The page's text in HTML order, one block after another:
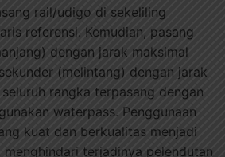
rail/udigo di sekeliling
referensi. Kemudian, pasang
dengan jarak maksimal
(melintang) dengan jarak
rangka terpasang dengan
waterpass. Penggunaan
kuat dan berkualitas menjadi
terjadinya pelendutan